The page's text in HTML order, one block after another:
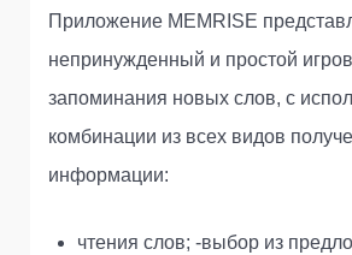
Приложение MEMRISE
непринужденный и простой
запоминания новых слов, с
комбинации из всех видов
информации:
чтения слов; -выбор из